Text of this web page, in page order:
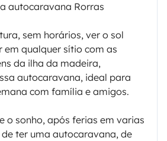
autocaravana Rorras
sem horários, ver o sol
em qualquer sítio com as
da ilha da madeira,
autocaravana, ideal para
com família e amigos.
o sonho, após ferias em varias
de ter uma autocaravana, de